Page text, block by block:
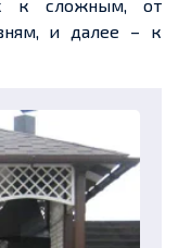
к сложным, от
и далее – к